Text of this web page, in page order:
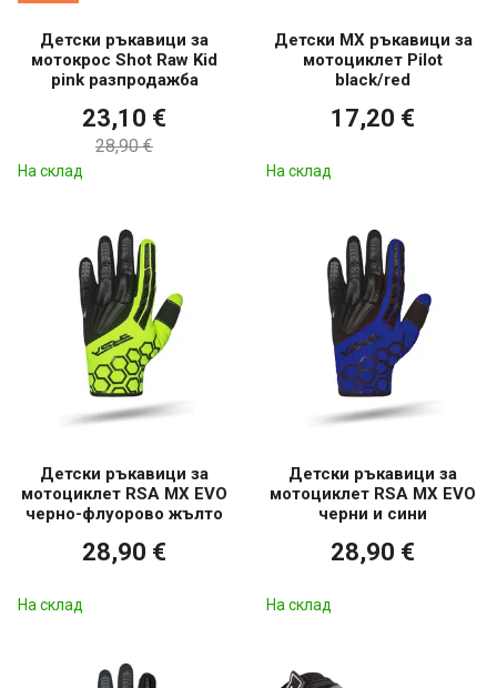
Детски ръкавици за
мотокрос Shot Raw Kid
pink разпродажба
23,10 €
28,90 €
На склад
Детски МХ ръкавици за
мотоциклет Pilot
black/red
17,20 €
На склад
Детски ръкавици за
мотоциклет RSA MX EVO
черно-флуорово жълто
28,90 €
На склад
Детски ръкавици за
мотоциклет RSA MX EVO
черни и сини
28,90 €
На склад